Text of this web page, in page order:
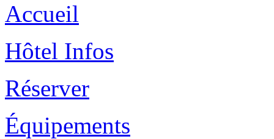
Accueil
Hôtel Infos
Réserver
Équipements